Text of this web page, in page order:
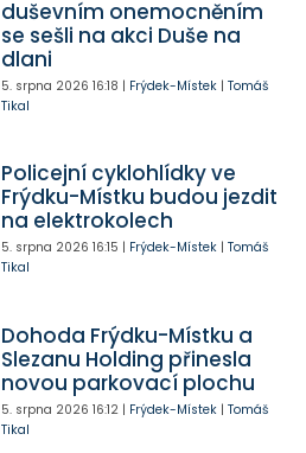
duševním onemocněním
se sešli na akci Duše na
dlani
5. srpna 2026 16:18 | Frýdek-Místek| Tomáš
Tikal
Policejní cyklohlídky ve
Frýdku-Místku budou jezdit
na elektrokolech
5. srpna 2026 16:15 | Frýdek-Místek| Tomáš
Tikal
Dohoda Frýdku-Místku a
Slezanu Holding přinesla
novou parkovací plochu
5. srpna 2026 16:12| Frýdek-Místek| Tomáš
Tikal